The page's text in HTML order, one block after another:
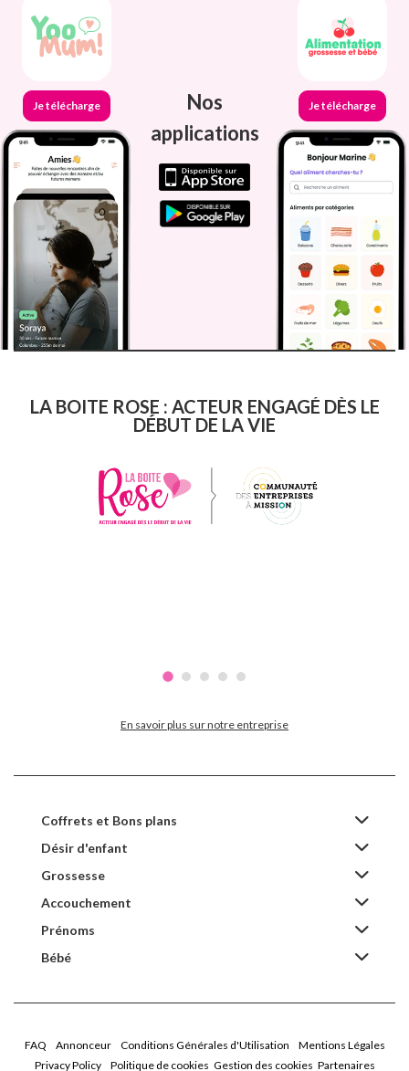
Je télécharge
Nos
applications
Je télécharge
LA BOITE ROSE : ACTEUR ENGAGÉ DÈS LE
DÉBUT DE LA VIE
En savoir plus sur notre entreprise
Coffrets et Bons plans
Désir d'enfant
Grossesse
Accouchement
Prénoms
Bébé
FAQ Annonceur Conditions Générales d'Utilisation
Mentions Légales
Privacy Policy
Politique de cookies Gestion des cookies Partenaires